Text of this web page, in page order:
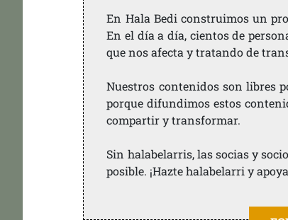
En Hala Bedi construimos un
En el día a día, cientos de
que nos afecta y tratando de
Nuestros contenidos son libres
porque difundimos estos
compartir y transformar.
Sin halabelarris, las socias y
posible. ¡Hazte halabelarri y